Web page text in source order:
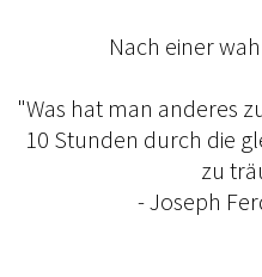
Nach einer
"Was hat man anderes
10 Stunden durch die
zu
- Joseph